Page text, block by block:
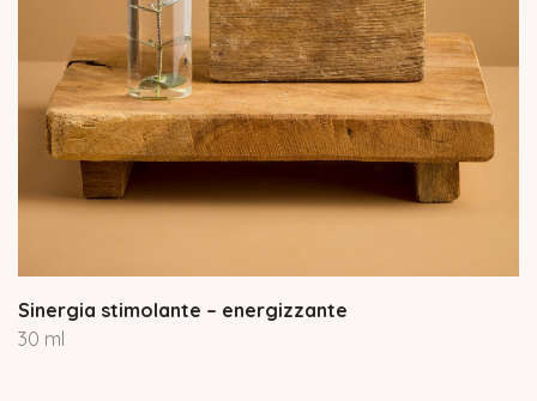
Sinergia stimolante – energizzante
30 ml